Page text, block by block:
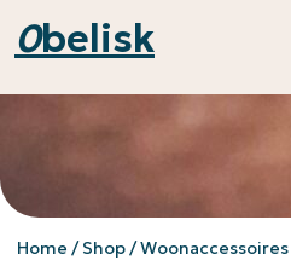
0belisk
Home /Shop/Woonaccessoires